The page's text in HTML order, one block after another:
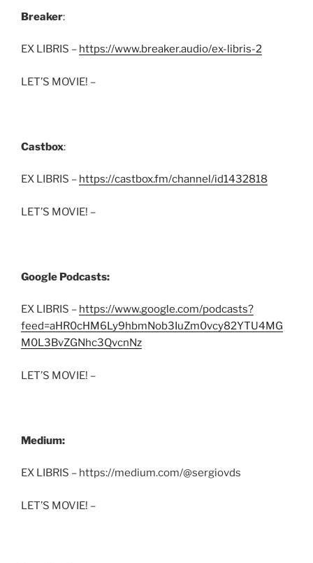
Breaker:
EX LIBRIS – https://www.breaker.audio/ex-libris-2
LET’S MOVIE! –
Castbox:
EX LIBRIS – https://castbox.fm/channel/id1432818
LET’S MOVIE! –
Google Podcasts:
EX LIBRIS – https://www.google.com/podcasts?
feed=aHR0cHM6Ly9hbmNob3IuZm0vcy82YTU4MG
M0L3BvZGNhc3QvcnNz
LET’S MOVIE! –
Medium:
EX LIBRIS – https://medium.com/@sergiovds
LET’S MOVIE! –